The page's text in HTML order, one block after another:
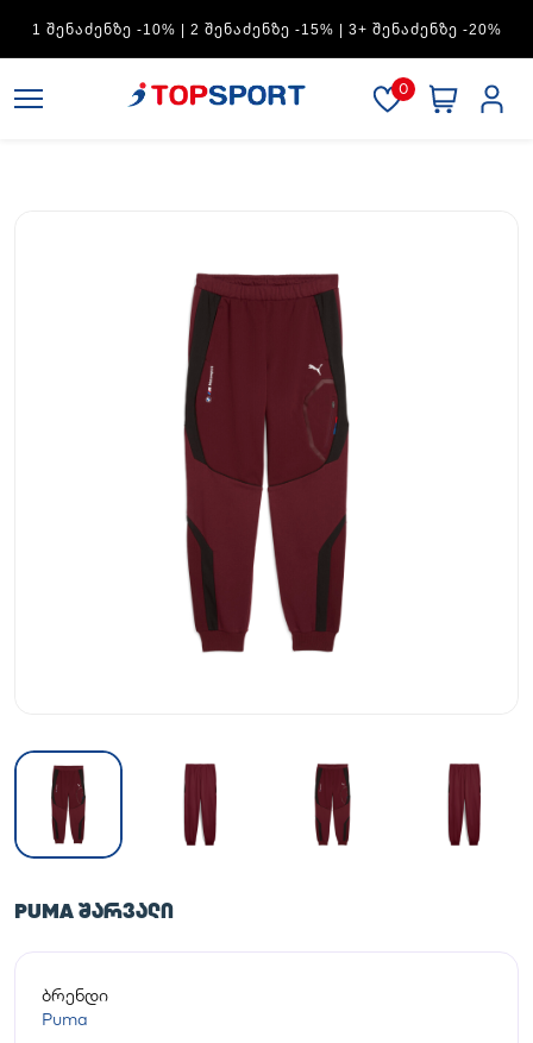
1 ᲨᲔᲜᲐᲫᲔᲜᲖᲔ -10% | 2 ᲨᲔᲜᲐᲫᲔᲜᲖᲔ -15% | 3+ ᲨᲔᲜᲐᲫᲔᲜᲖᲔ -20%
0
PUMA ᲨᲐᲠᲕᲐᲚᲘ
ბრენდი
Puma